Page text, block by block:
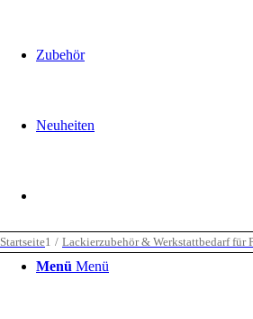
Zubehör
Neuheiten
Menü Menü
Startseite1 / Lackierzubehör & Werkstattbedarf für